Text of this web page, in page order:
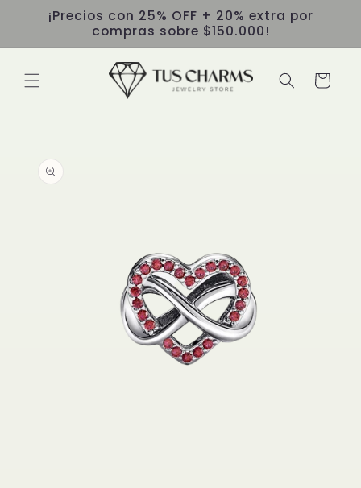
directamente
¡Precios con 25% OFF + 20% extra por
compras sobre $150.000!
Carrito
información